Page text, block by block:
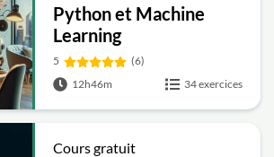
Python et Machine
Learning
5
(6)
12h46m
34 exercices
Cours gratuit